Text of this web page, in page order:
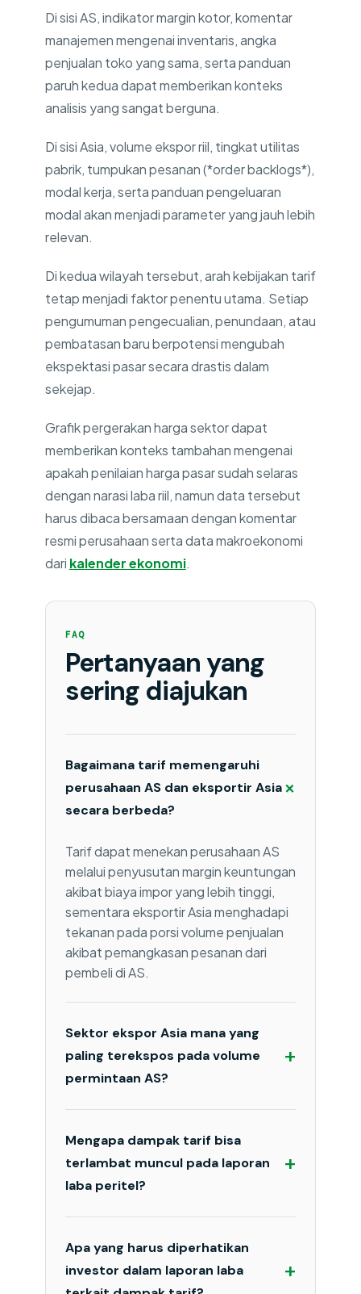
Di sisi AS, indikator margin kotor, komentar
manajemen mengenai inventaris, angka
penjualan toko yang sama, serta panduan
paruh kedua dapat memberikan konteks
analisis yang sangat berguna.
Di sisi Asia, volume ekspor riil, tingkat utilitas
pabrik, tumpukan pesanan (*order backlogs*),
modal kerja, serta panduan pengeluaran
modal akan menjadi parameter yang jauh lebih
relevan.
Di kedua wilayah tersebut, arah kebijakan tarif
tetap menjadi faktor penentu utama. Setiap
pengumuman pengecualian, penundaan, atau
pembatasan baru berpotensi mengubah
ekspektasi pasar secara drastis dalam
sekejap.
Grafik pergerakan harga sektor dapat
memberikan konteks tambahan mengenai
apakah penilaian harga pasar sudah selaras
dengan narasi laba riil, namun data tersebut
harus dibaca bersamaan dengan komentar
resmi perusahaan serta data makroekonomi
dari kalender ekonomi.
FAQ
Pertanyaan yang
sering diajukan
Bagaimana tarif memengaruhi
perusahaan AS dan eksportir Asia
secara berbeda?
+
Tarif dapat menekan perusahaan AS
melalui penyusutan margin keuntungan
akibat biaya impor yang lebih tinggi,
sementara eksportir Asia menghadapi
tekanan pada porsi volume penjualan
akibat pemangkasan pesanan dari
pembeli di AS.
Sektor ekspor Asia mana yang
paling terekspos pada volume
permintaan AS?
+
Mengapa dampak tarif bisa
terlambat muncul pada laporan
laba peritel?
+
Apa yang harus diperhatikan
investor dalam laporan laba
+